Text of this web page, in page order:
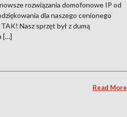
rozwiązania domofonowe IP od
dla naszego cenionego
Nasz sprzęt był z dumą
[…]
Read More